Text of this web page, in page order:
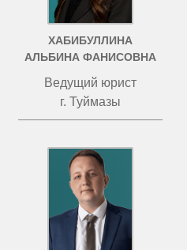
ХАБИБУЛЛИНА
АЛЬБИНА ФАНИСОВНА
Ведущий юрист
г. Туймазы